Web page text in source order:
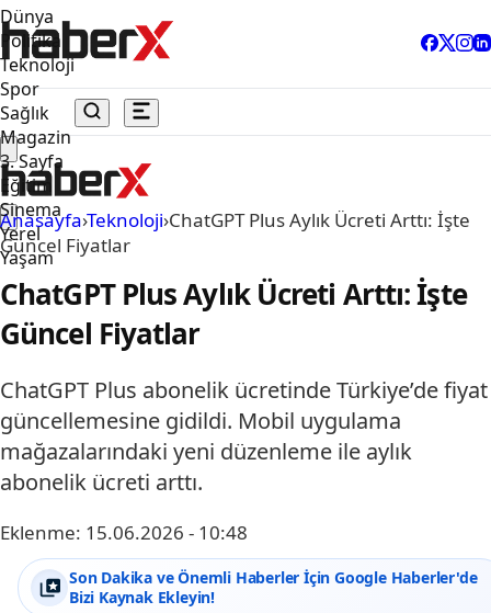
Dünya
Politika
Teknoloji
Spor
Sağlık
Magazin
3. Sayfa
Eğitim
Sinema
Yerel
Yaşam
Anasayfa›Teknoloji›ChatGPT Plus Aylık Ücreti Arttı: İşte
Güncel Fiyatlar
ChatGPT Plus Aylık Ücreti Arttı: İşte
Güncel Fiyatlar
ChatGPT Plus abonelik ücretinde Türkiye’de fiyat
güncellemesine gidildi. Mobil uygulama
mağazalarındaki yeni düzenleme ile aylık
abonelik ücreti arttı.
Eklenme: 15.06.2026 - 10:48
Son Dakika ve Önemli Haberler İçin Google Haberler'de
Bizi Kaynak Ekleyin!